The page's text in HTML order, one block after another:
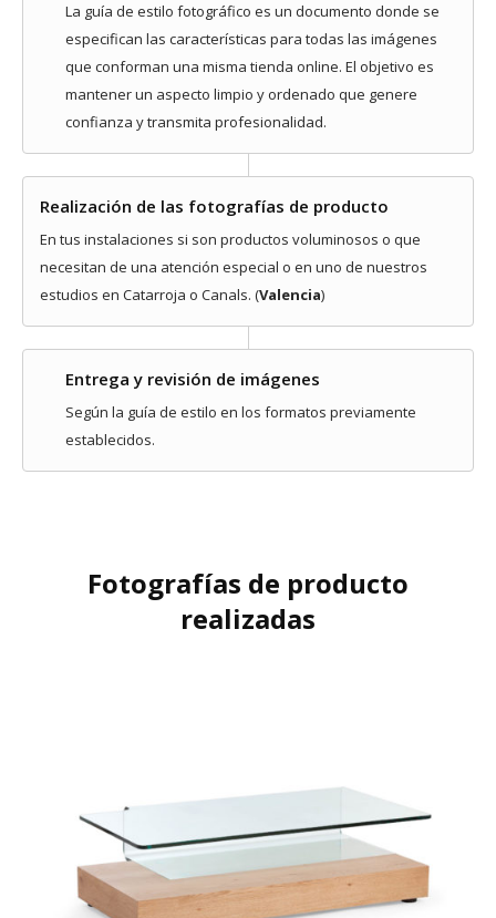
La guía de estilo fotográfico es un documento donde se
especifican las características para todas las imágenes
que conforman una misma tienda online. El objetivo es
mantener un aspecto limpio y ordenado que genere
confianza y transmita profesionalidad.
Realización de las fotografías de producto
En tus instalaciones si son productos voluminosos o que
necesitan de una atención especial o en uno de nuestros
estudios en Catarroja o Canals. (Valencia)
Entrega y revisión de imágenes
Según la guía de estilo en los formatos previamente
establecidos.
Fotografías de producto
realizadas